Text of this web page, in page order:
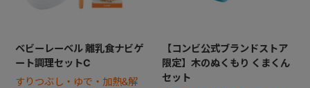
ベビーレーベル 離乳食ナビゲ
ート調理セットC
すりつぶし・ゆで・加熱&解
【コンビ公式ブランドストア
限定】木のぬくもり くまくん
セット